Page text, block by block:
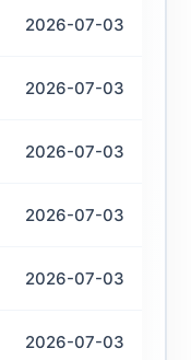
2026-07-03
2026-07-03
2026-07-03
2026-07-03
2026-07-03
2026-07-03